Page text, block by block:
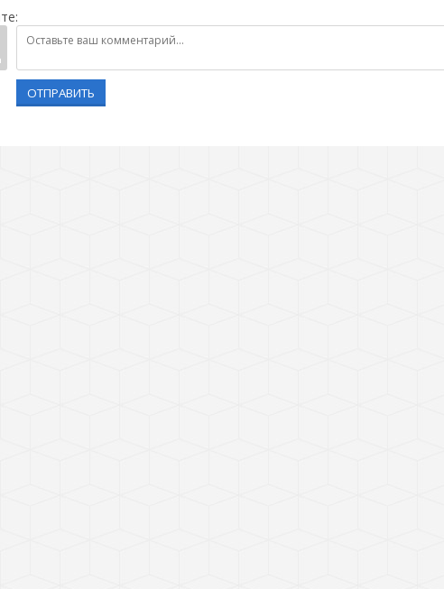
ОТПРАВИТЬ